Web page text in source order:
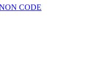
CODE